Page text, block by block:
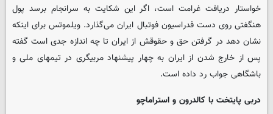
خواستار دریافت غرامت است، اگر این شکایت به سرانجام برسد پول
هنگفتی روی دست فدراسیون فوتبال ایران می‌گذارد. ویلموتس برای اینکه
نشان دهد در گرفتن حق و حقوقش از ایران تا چه اندازه جدی است گفته
پس از خارج شدن از ایران به چهار پیشنهاد مربیگری در تیمهای ملی و
باشگاهی جواب رد داده است.
دربی پایتخت با کالدرون و استراماچو